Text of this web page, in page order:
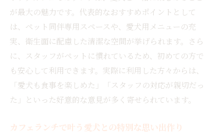
が最大の魅力です。代表的なおすすめポイントとして
は、ペット同伴専用スペースや、愛犬用メニューの充
実、衛生面に配慮した清潔な空間が挙げられます。さら
に、スタッフがペットに慣れているため、初めての方で
も安心して利用できます。実際に利用した方々からは、
「愛犬も食事を楽しめた」「スタッフの対応が親切だっ
た」といった好意的な意見が多く寄せられています。
カフェランチで叶う愛犬との特別な思い出作り